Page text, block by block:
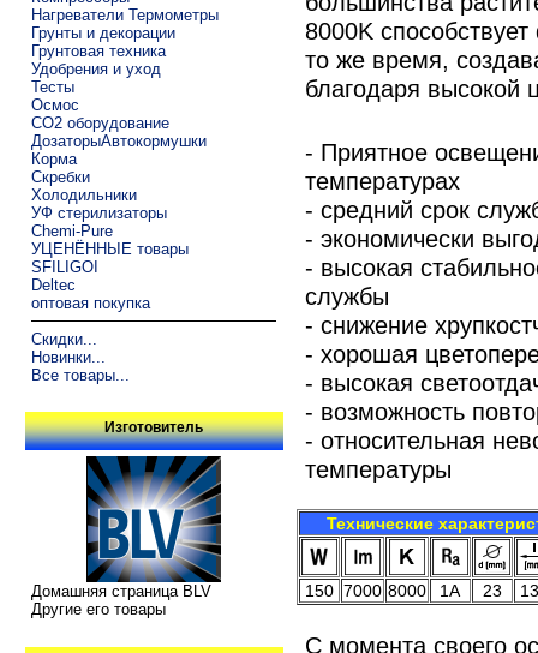
Нагреватели Термометры
Грунты и декорации
Грунтовая техника
Удобрения и уход
Тесты
Осмос
CO2 оборудование
ДозаторыАвтокормушки
Корма
Скребки
Холодильники
УФ стерилизаторы
Chemi-Pure
УЦЕНЁННЫЕ товары
SFILIGOI
Deltec
оптовая покупка
Скидки...
Новинки...
Все товары...
Изготовитель
Домашняя страница BLV
Другие его товары
8000K
то же время,
благодаря высокой
- Приятное
температурах
- средний срок
- экономически
- высокая
службы
- снижение
- хорошая
- высокая
- возможность
- относительная
температуры
Технические
150 7000 8000 1A 23
С момента своего